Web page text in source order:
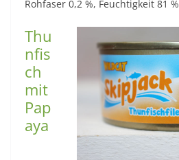
Rohfaser 0,2 %, Feuchtigkeit 81 %
Thu
nfis
ch
mit
Pap
aya